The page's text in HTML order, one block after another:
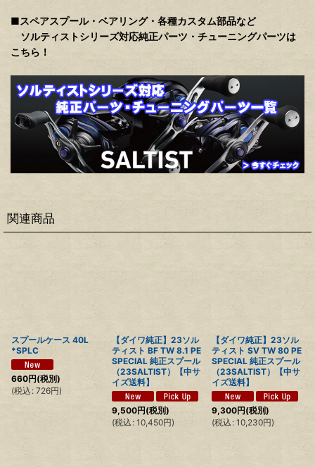
■スペアスプール・ベアリング・各種カスタム部品など
ソルティストシリーズ対応純正パーツ・チューニングパーツは
こちら！
関連商品
スプールケース 40L
*SPLC
660円(税別)
(税込 : 726円)
【ダイワ純正】23ソル
ティスト BF TW 8.1 PE
SPECIAL 純正スプール
（23SALTIST）【中サ
イズ送料】
9,500円(税別)
(税込 : 10,450円)
【ダイワ純正】23ソル
ティスト SV TW 80 PE
SPECIAL 純正スプール
（23SALTIST）【中サ
イズ送料】
9,300円(税別)
(税込 : 10,230円)